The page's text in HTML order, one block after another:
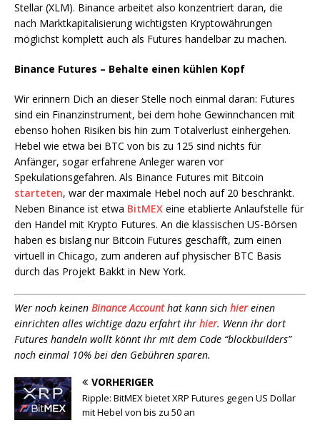
Stellar (XLM). Binance arbeitet also konzentriert daran, die
nach Marktkapitalisierung wichtigsten Kryptowährungen
möglichst komplett auch als Futures handelbar zu machen.
Binance Futures – Behalte einen kühlen Kopf
Wir erinnern Dich an dieser Stelle noch einmal daran: Futures
sind ein Finanzinstrument, bei dem hohe Gewinnchancen mit
ebenso hohen Risiken bis hin zum Totalverlust einhergehen.
Hebel wie etwa bei BTC von bis zu 125 sind nichts für
Anfänger, sogar erfahrene Anleger waren vor
Spekulationsgefahren. Als Binance Futures mit Bitcoin
starteten, war der maximale Hebel noch auf 20 beschränkt.
Neben Binance ist etwa BitMEX eine etablierte Anlaufstelle für
den Handel mit Krypto Futures. An die klassischen US-Börsen
haben es bislang nur Bitcoin Futures geschafft, zum einen
virtuell in Chicago, zum anderen auf physischer BTC Basis
durch das Projekt Bakkt in New York.
Wer noch keinen Binance Accounthat kann sich hiereinen
einrichten alles wichtige dazu erfahrt ihr hier. Wenn ihr dort
Futures handeln wollt könnt ihr mit dem Code “blockbuilders”
noch einmal 10% bei den Gebühren sparen.
VORHERIGER
Ripple: BitMEX bietet XRP Futures gegen US Dollar
mit Hebel von bis zu 50 an